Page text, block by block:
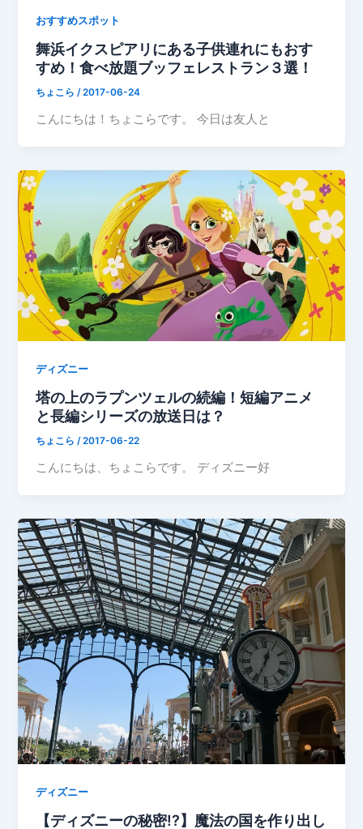
おすすめスポット
舞浜イクスピアリにある子供連れにもおす
すめ！食べ放題ブッフェレストラン３選！
ちょこら/2017-06-24
こんにちは！ちょこらです。 今日は友人と
ディズニー
塔の上のラプンツェルの続編！短編アニメ
と長編シリーズの放送日は？
ちょこら/2017-06-22
こんにちは、ちょこらです。 ディズニー好
ディズニー
【ディズニーの秘密!?】魔法の国を作り出し